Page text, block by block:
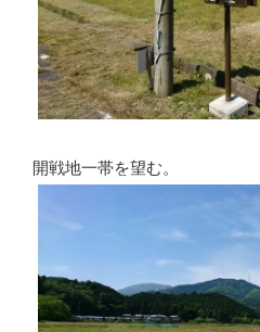
開戦地一帯を望む。